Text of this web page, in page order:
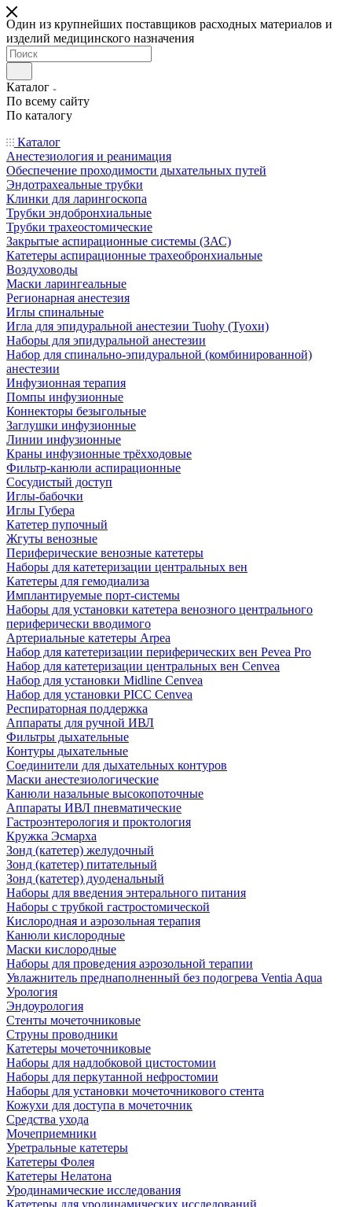
Один из крупнейших поставщиков расходных материалов и
изделий медицинского назначения
Каталог
По всему сайту
По каталогу
Каталог
Анестезиология и реанимация
Обеспечение проходимости дыхательных путей
Эндотрахеальные трубки
Клинки для ларингоскопа
Трубки эндобронхиальные
Трубки трахеостомические
Закрытые аспирационные системы (ЗАС)
Катетеры аспирационные трахеобронхиальные
Воздуховоды
Маски ларингеальные
Регионарная анестезия
Иглы спинальные
Игла для эпидуральной анестезии Tuohy (Туохи)
Наборы для эпидуральной анестезии
Набор для спинально-эпидуральной (комбинированной)
анестезии
Инфузионная терапия
Помпы инфузионные
Коннекторы безыгольные
Заглушки инфузионные
Линии инфузионные
Краны инфузионные трёхходовые
Фильтр-канюли аспирационные
Сосудистый доступ
Иглы-бабочки
Иглы Губера
Катетер пупочный
Жгуты венозные
Периферические венозные катетеры
Наборы для катетеризации центральных вен
Катетеры для гемодиализа
Имплантируемые порт‑системы
Наборы для установки катетера венозного центрального
периферически вводимого
Артериальные катетеры Arpea
Набор для катетеризации периферических вен Pevea Pro
Набор для катетеризации центральных вен Cenvea
Набор для установки Midline Cenvea
Набор для установки PICC Cenvea
Респираторная поддержка
Аппараты для ручной ИВЛ
Фильтры дыхательные
Контуры дыхательные
Соединители для дыхательных контуров
Маски анестезиологические
Канюли назальные высокопоточные
Аппараты ИВЛ пневматические
Гастроэнтерология и проктология
Кружка Эсмарха
Зонд (катетер) желудочный
Зонд (катетер) питательный
Зонд (катетер) дуоденальный
Наборы для введения энтерального питания
Наборы с трубкой гастростомической
Кислородная и аэрозольная терапия
Канюли кислородные
Маски кислородные
Наборы для проведения аэрозольной терапии
Увлажнитель преднаполненный без подогрева Ventia Aqua
Урология
Эндоурология
Стенты мочеточниковые
Струны проводники
Катетеры мочеточниковые
Наборы для надлобковой цистостомии
Наборы для перкутанной нефростомии
Наборы для установки мочеточникового стента
Кожухи для доступа в мочеточник
Средства ухода
Мочеприемники
Уретральные катетеры
Катетеры Фолея
Катетеры Нелатона
Уродинамические исследования
Катетеры для уродинамических исследований